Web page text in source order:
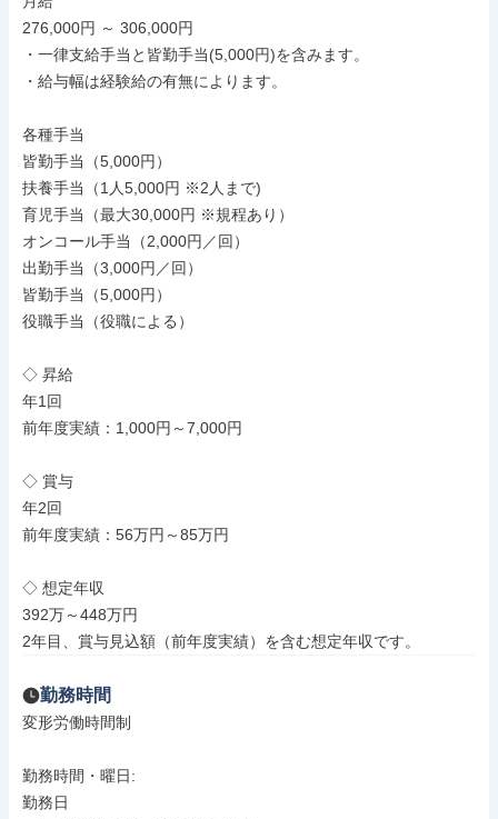
276,000円 ～ 306,000円
・一律支給手当と皆勤手当(5,000円)を含みます。
・給与幅は経験給の有無によります。
各種手当
皆勤手当（5,000円）
扶養手当（1人5,000円 ※2人まで)
育児手当（最大30,000円 ※規程あり）
オンコール手当（2,000円／回）
出勤手当（3,000円／回）
皆勤手当（5,000円）
役職手当（役職による）
◇ 昇給
年1回
前年度実績：1,000円～7,000円
◇ 賞与
年2回
前年度実績：56万円～85万円
◇ 想定年収
392万～448万円
2年目、賞与見込額（前年度実績）を含む想定年収です。
勤務時間
変形労働時間制
勤務時間・曜日:
勤務日